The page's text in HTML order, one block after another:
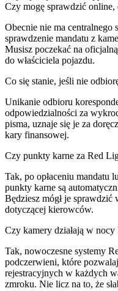
Czy mogę sprawdzić online,
Obecnie nie ma centralnego
sprawdzenie mandatu z
Musisz poczekać na
do właściciela pojazdu.
Co się stanie, jeśli nie
Unikanie odbioru
odpowiedzialności za
pisma, uznaje się je za
kary finansowej.
Czy punkty karne za Red
Tak, po opłaceniu mandatu
punkty karne są
Będziesz mógł je
dotyczącej kierowców.
Czy kamery działają w nocy
Tak, nowoczesne systemy
podczerwieni, które
rejestracyjnych w każdych
zmroku. Nie licz na to, że